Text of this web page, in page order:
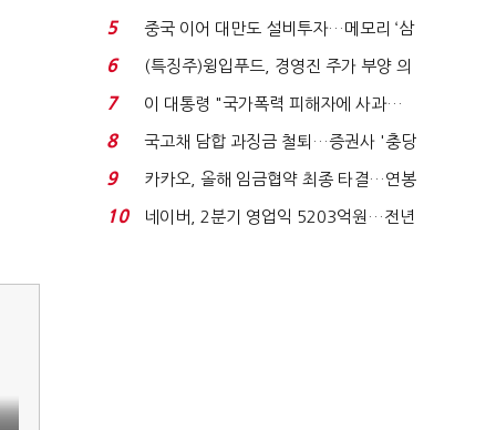
빈 매대 채우며 문 연 ...
5
중국 이어 대만도 설비투자…메모리 ‘삼
국전쟁’
6
(특징주)윙입푸드, 경영진 주가 부양 의
지에 상한가...
7
이 대통령 "국가폭력 피해자에 사과…
적극적 조사로 진...
8
국고채 담합 과징금 철퇴…증권사 '충당
금 폭탄' 우려...
9
카카오, 올해 임금협약 최종 타결…연봉
6.3% 인상·격려...
10
네이버, 2분기 영업익 5203억원…전년